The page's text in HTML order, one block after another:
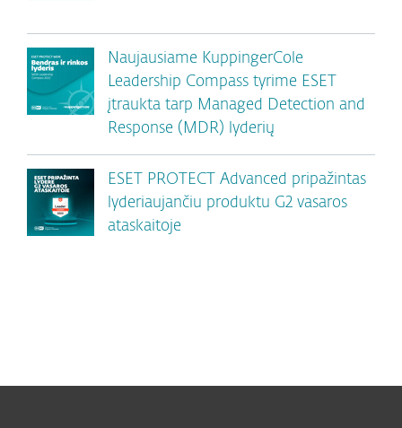
Naujausiame KuppingerCole
Leadership Compass tyrime ESET
įtraukta tarp Managed Detection and
Response (MDR) lyderių
ESET PROTECT Advanced pripažintas
lyderiaujančiu produktu G2 vasaros
ataskaitoje